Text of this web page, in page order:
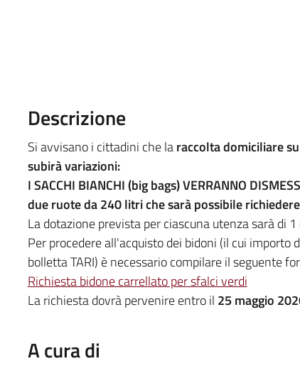
Descrizione
Si avvisano i cittadini che laraccolta domiciliare su
subirà variazioni:
I SACCHI BIANCHI (big bags) VERRANNO
due ruote da 240 litri che sarà possibile
La dotazione prevista per ciascuna utenza sarà di
Per procedere all'acquisto dei bidoni (il cui
bolletta TARI) è necessario compilare il seguente
Richiesta bidone carrellato per sfalci verdi
La richiesta dovrà pervenire entro il 25 maggio
A cura di